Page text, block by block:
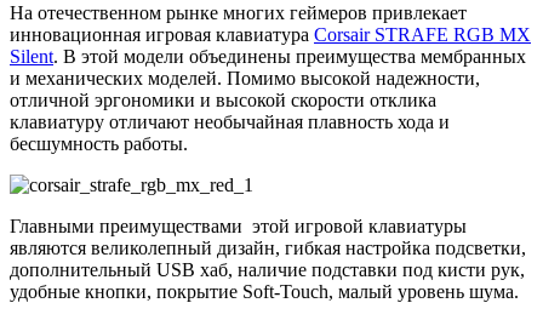
На отечественном рынке многих геймеров привлекает
инновационная игровая клавиатура Corsair STRAFE RGB MX
Silent. В этой модели объединены преимущества мембранных
и механических моделей. Помимо высокой надежности,
отличной эргономики и высокой скорости отклика
клавиатуру отличают необычайная плавность хода и
бесшумность работы.
Главными преимуществами этой игровой клавиатуры
являются великолепный дизайн, гибкая настройка подсветки,
дополнительный USB хаб, наличие подставки под кисти рук,
удобные кнопки, покрытие Soft-Touch, малый уровень шума.